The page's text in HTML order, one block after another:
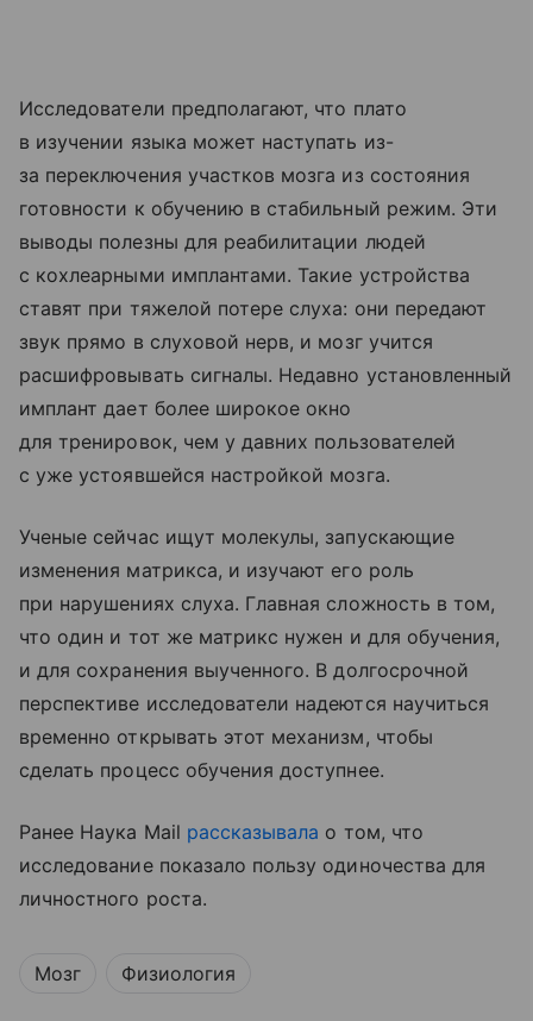
Исследователи предполагают, что плато
в изучении языка может наступать из-
за переключения участков мозга из состояния
готовности к обучению в стабильный режим. Эти
выводы полезны для реабилитации людей
с кохлеарными имплантами. Такие устройства
ставят при тяжелой потере слуха: они передают
звук прямо в слуховой нерв, и мозг учится
расшифровывать сигналы. Недавно установленный
имплант дает более широкое окно
для тренировок, чем у давних пользователей
с уже устоявшейся настройкой мозга.
Ученые сейчас ищут молекулы, запускающие
изменения матрикса, и изучают его роль
при нарушениях слуха. Главная сложность в том,
что один и тот же матрикс нужен и для обучения,
и для сохранения выученного. В долгосрочной
перспективе исследователи надеются научиться
временно открывать этот механизм, чтобы
сделать процесс обучения доступнее.
Ранее Наука Mail рассказывала о том, что
исследование показало пользу одиночества для
личностного роста.
Мозг Физиология